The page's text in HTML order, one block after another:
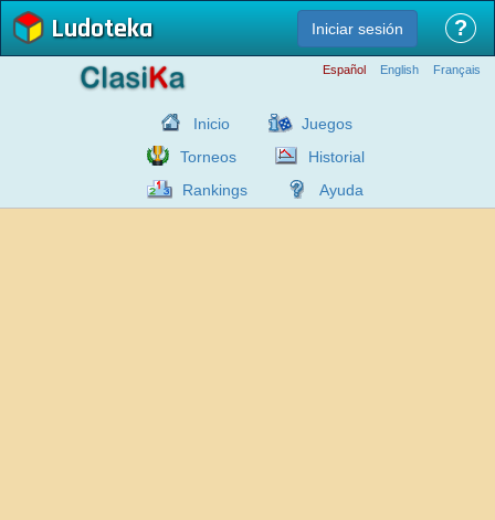
Ludoteka Iniciar sesión ?
Español English Français
Inicio
Juegos
Torneos
Historial
Rankings
Ayuda